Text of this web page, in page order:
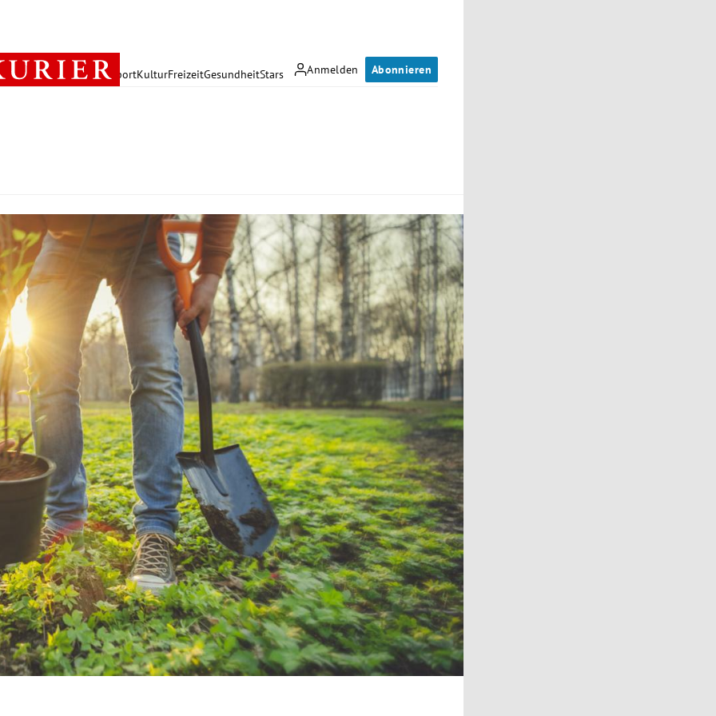
Anmelden Abonnieren
PolitikWirtschaft SportKulturFreizeitGesundheitStars